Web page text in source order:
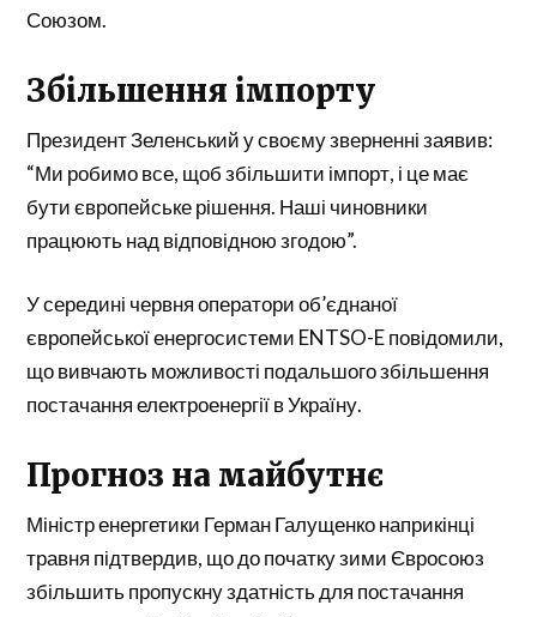
Союзом.
Збільшення імпорту
Президент Зеленський у своєму зверненні заявив:
“Ми робимо все, щоб збільшити імпорт, і це має
бути європейське рішення. Наші чиновники
працюють над відповідною згодою”.
У середині червня оператори об’єднаної
європейської енергосистеми ENTSO-E повідомили,
що вивчають можливості подальшого збільшення
постачання електроенергії в Україну.
Прогноз на майбутнє
Міністр енергетики Герман Галущенко наприкінці
травня підтвердив, що до початку зими Євросоюз
збільшить пропускну здатність для постачання